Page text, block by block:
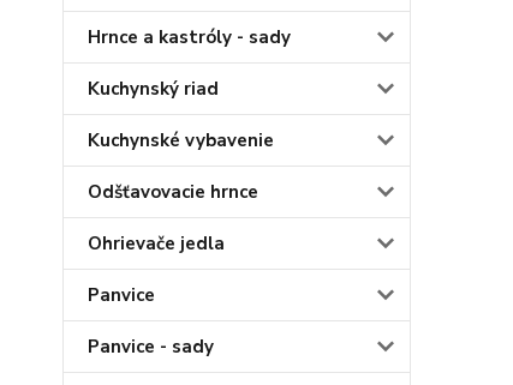
Hrnce a kastróly - sady
Kuchynský riad
Kuchynské vybavenie
Odšťavovacie hrnce
Ohrievače jedla
Panvice
Panvice - sady